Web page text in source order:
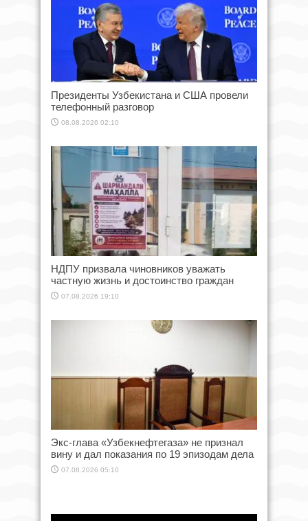
Президенты Узбекистана и США провели
телефонный разговор
08.08.2026 02:10
НДПУ призвала чиновников уважать
частную жизнь и достоинство граждан
07.08.2026 19:10
Экс-глава «Узбекнефтегаза» не признал
вину и дал показания по 19 эпизодам дела
07.08.2026 05:10